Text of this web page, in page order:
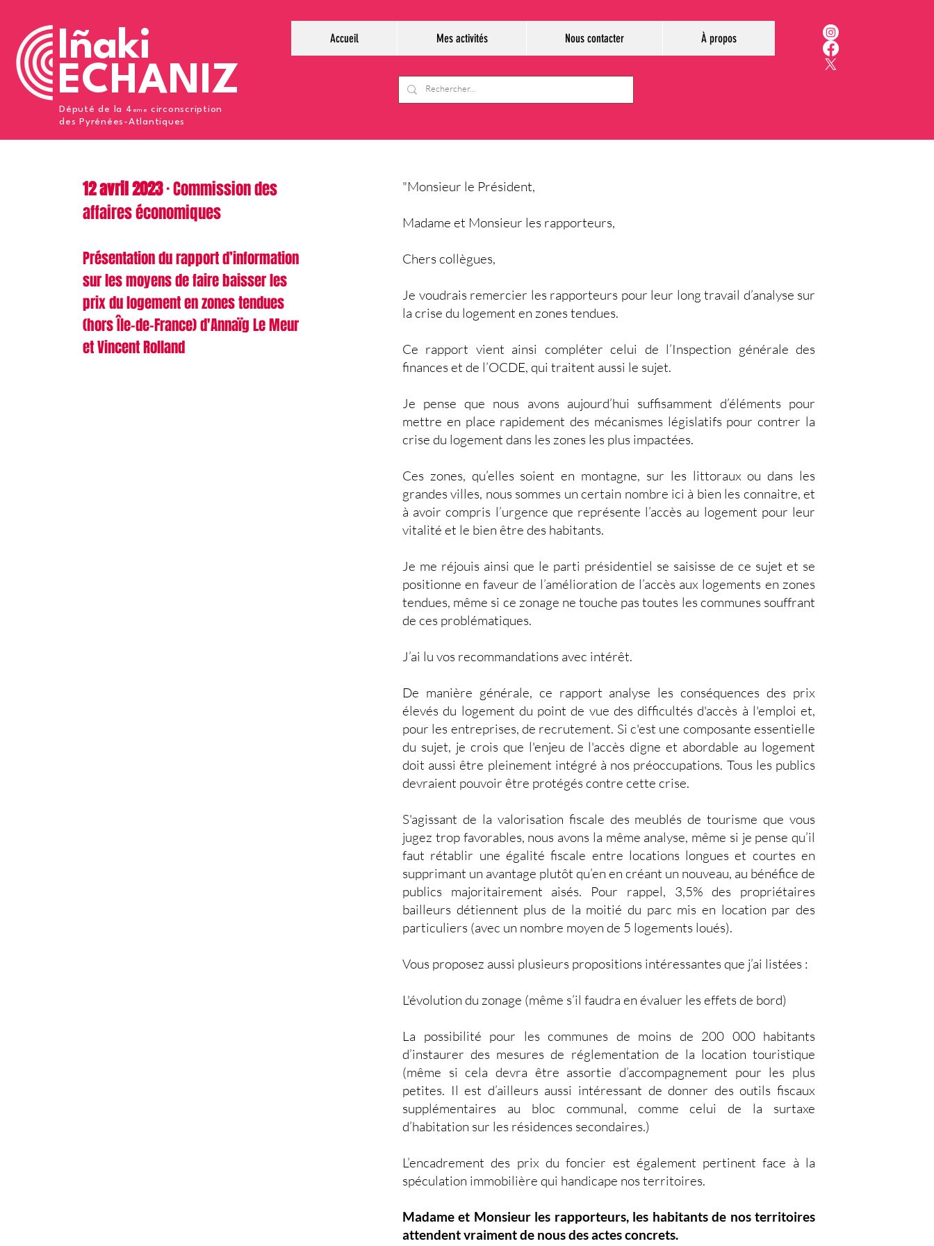
Iñaki
ECHANIZ
Député de la 4 eme
circonscription
des Pyrénées-Atlantiques
Accueil Mes activités Nous contacter À propos
12 avril 2023· Commission des
affaires économiques
Présentation du rapport d’information
sur les moyens de faire baisser les
prix du logement en zones tendues
(hors Île-de-France) d'Annaïg Le Meur
et Vincent Rolland
"Monsieur le Président,
Madame et Monsieur les rapporteurs,
Chers collègues,
Je voudrais remercier les rapporteurs pour leur long travail d’analyse sur
la crise du logement en zones tendues.
Ce rapport vient ainsi compléter celui de l’Inspection générale des
finances et de l’OCDE, qui traitent aussi le sujet.
Je pense que nous avons aujourd’hui suffisamment d’éléments pour
mettre en place rapidement des mécanismes législatifs pour contrer la
crise du logement dans les zones les plus impactées.
Ces zones, qu’elles soient en montagne, sur les littoraux ou dans les
grandes villes, nous sommes un certain nombre ici à bien les connaitre, et
à avoir compris l’urgence que représente l’accès au logement pour leur
vitalité et le bien être des habitants.
Je me réjouis ainsi que le parti présidentiel se saisisse de ce sujet et se
positionne en faveur de l’amélioration de l’accès aux logements en zones
tendues, même si ce zonage ne touche pas toutes les communes souffrant
de ces problématiques.
J’ai lu vos recommandations avec intérêt.
De manière générale, ce rapport analyse les conséquences des prix
élevés du logement du point de vue des difficultés d'accès à l'emploi et,
pour les entreprises, de recrutement. Si c'est une composante essentielle
du sujet, je crois que l'enjeu de l'accès digne et abordable au logement
doit aussi être pleinement intégré à nos préoccupations. Tous les publics
devraient pouvoir être protégés contre cette crise.
S'agissant de la valorisation fiscale des meublés de tourisme que vous
jugez trop favorables, nous avons la même analyse, même si je pense qu’il
faut rétablir une égalité fiscale entre locations longues et courtes en
supprimant un avantage plutôt qu’en en créant un nouveau, au bénéfice de
publics majoritairement aisés. Pour rappel, 3,5% des propriétaires
bailleurs détiennent plus de la moitié du parc mis en location par des
particuliers (avec un nombre moyen de 5 logements loués).
Vous proposez aussi plusieurs propositions intéressantes que j’ai listées :
L'évolution du zonage (même s’il faudra en évaluer les effets de bord)
La possibilité pour les communes de moins de 200 000 habitants
d’instaurer des mesures de réglementation de la location touristique
(même si cela devra être assortie d’accompagnement pour les plus
petites. Il est d’ailleurs aussi intéressant de donner des outils fiscaux
supplémentaires au bloc communal, comme celui de la surtaxe
d’habitation sur les résidences secondaires.)
L’encadrement des prix du foncier est également pertinent face à la
spéculation immobilière qui handicape nos territoires.
Madame et Monsieur les rapporteurs, les habitants de nos territoires
attendent vraiment de nous des actes concrets.